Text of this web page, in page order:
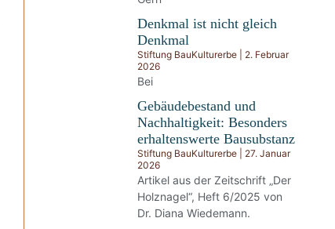
Denkmal ist nicht gleich
Denkmal
Stiftung BauKulturerbe
2. Februar
2026
Bei
Gebäudebestand und
Nachhaltigkeit: Besonders
erhaltenswerte Bausubstanz
Stiftung BauKulturerbe
27. Januar
2026
Artikel aus der Zeitschrift „Der
Holznagel“, Heft 6/2025 von
Dr. Diana Wiedemann.